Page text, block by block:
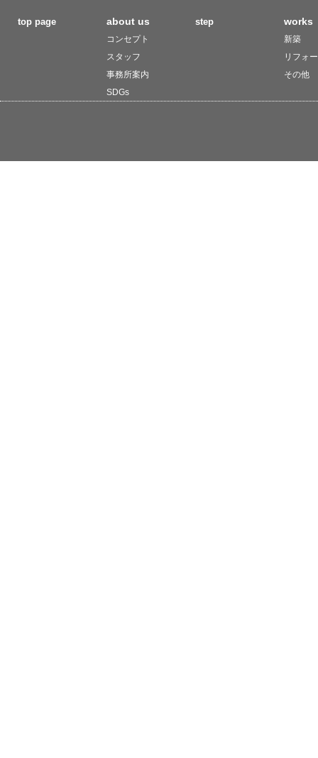
top page about us
コンセプト
スタッフ
事務所案内
SDGs
step works
新築
リフォ
その他